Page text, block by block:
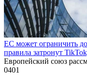
ЕС может ограничить
правила затронут
Европейский союз
0401